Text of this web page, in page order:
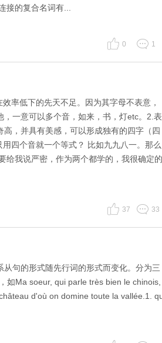
的复合名词有...
0 1
率低下的先天不足。因为其字母不表意，
一意可以多个音，如来，书，灯etc。2.表
，并具有美感，可以形成独有的四字（四
四个音就一个等式？ 比如九九八一。那么
给我说严密，作为两个都学的，我很确定的
37 33
句的形式随先行词的形式而变化。分为三
如Ma soeur, qui parle très bien le chinois,
d'où on domine toute la vallée.1.